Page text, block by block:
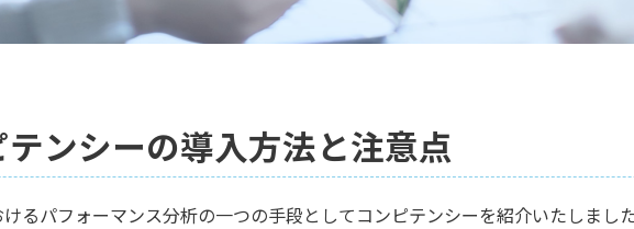
ンシーの導入方法と注意点
るパフォーマンス分析の一つの手段としてコンピテンシーを紹介いたしました